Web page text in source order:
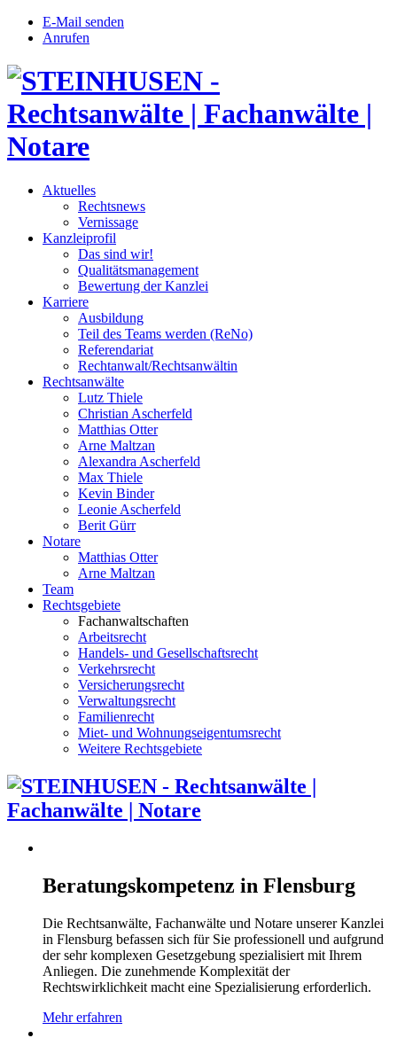
E-Mail senden
Anrufen
Aktuelles
Rechtsnews
Vernissage
Kanzleiprofil
Das sind wir!
Qualitätsmanagement
Bewertung der Kanzlei
Karriere
Ausbildung
Teil des Teams werden (ReNo)
Referendariat
Rechtanwalt/Rechtsanwältin
Rechtsanwälte
Lutz Thiele
Christian Ascherfeld
Matthias Otter
Arne Maltzan
Alexandra Ascherfeld
Max Thiele
Kevin Binder
Leonie Ascherfeld
Berit Gürr
Notare
Matthias Otter
Arne Maltzan
Team
Rechtsgebiete
Fachanwaltschaften
Arbeitsrecht
Handels- und Gesellschaftsrecht
Verkehrsrecht
Versicherungsrecht
Verwaltungsrecht
Familienrecht
Miet- und Wohnungseigentumsrecht
Weitere Rechtsgebiete
Beratungskompetenz in Flensburg
Die Rechtsanwälte, Fachanwälte und Notare unserer Kanzlei
in Flensburg befassen sich für Sie professionell und aufgrund
der sehr komplexen Gesetzgebung spezialisiert mit Ihrem
Anliegen. Die zunehmende Komplexität der
Rechtswirklichkeit macht eine Spezialisierung erforderlich.
Mehr erfahren